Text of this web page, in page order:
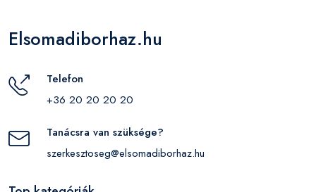
Elsomadiborhaz.hu
Telefon
+36 20 20 20 20
Tanácsra van szüksége?
szerkesztoseg@elsomadiborhaz.hu